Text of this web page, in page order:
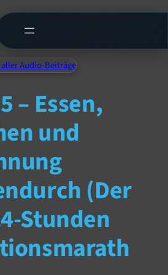
Audio-Beiträge
– Essen,
und
(Der
Stunden